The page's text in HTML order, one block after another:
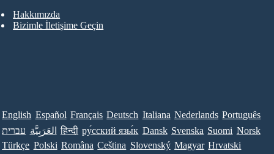
Hakkımızda
Bizimle İletişime Geçin
English Español Français Deutsch Italiana Nederlands Português
עברית العَرَبِيَّة हिन्दी ру́сский язы́к Dansk Svenska Suomi Norsk
Türkçe Polski Româna Ceština Slovenský Magyar Hrvatski